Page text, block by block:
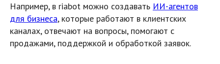
Например, в riabot можно создавать ИИ-агентов
для бизнеса, которые работают в клиентских
каналах, отвечают на вопросы, помогают с
продажами, поддержкой и обработкой заявок.